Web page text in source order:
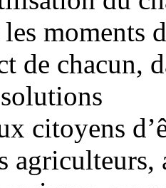
moments
de chacun,
citoyens